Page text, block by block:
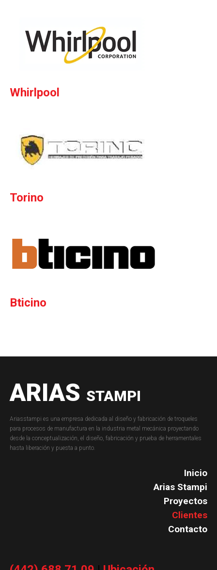
Whirlpool
Torino
Bticino
ARIAS STAMPI
Ariasstampi es una empresa dedicada al diseño y fabricación de troqueles
para procesos de manufactura en la industria metal mecánica proyectando
desde la conceptualización, el diseño, fabricación y prueba de herramentales
hasta liberación y puesta a punto.
Inicio
Arias Stampi
Proyectos
Clientes
Contacto